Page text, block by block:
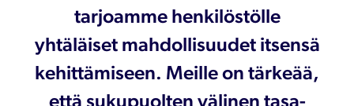
tarjoamme henkilöstölle
yhtäläiset mahdollisuudet itsensä
kehittämiseen. Meille on tärkeää,
että sukupuolten välinen tasa-